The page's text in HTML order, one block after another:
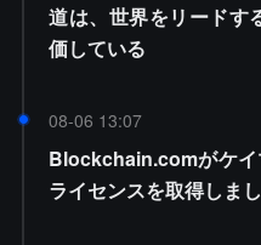
道は、世界をリードす
価している
08-06 13:07
Blockchain.comがケ
ライセンスを取得しま